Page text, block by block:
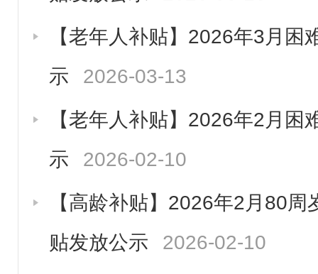
【老年人补贴】2026年3月困
示
2026-03-13
【老年人补贴】2026年2月困
示
2026-02-10
【高龄补贴】2026年2月80
贴发放公示
2026-02-10